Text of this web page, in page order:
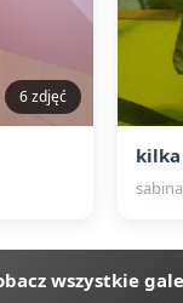
6 zdjęć
sabina
wszystkie